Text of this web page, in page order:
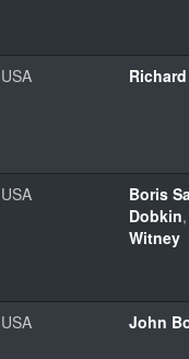
USA
USA Boris
Dobkin,
Witney
USA John